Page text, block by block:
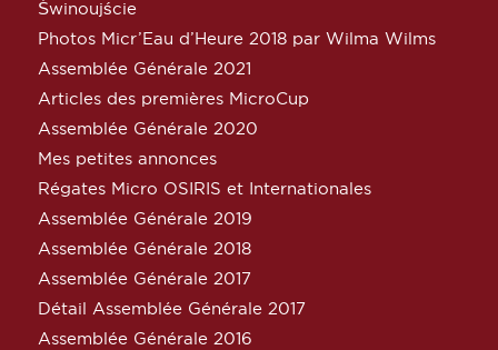
Świnoujście
Photos Micr’Eau d’Heure 2018 par Wilma Wilms
Assemblée Générale 2021
Articles des premières MicroCup
Assemblée Générale 2020
Mes petites annonces
Régates Micro OSIRIS et Internationales
Assemblée Générale 2019
Assemblée Générale 2018
Assemblée Générale 2017
Détail Assemblée Générale 2017
Assemblée Générale 2016